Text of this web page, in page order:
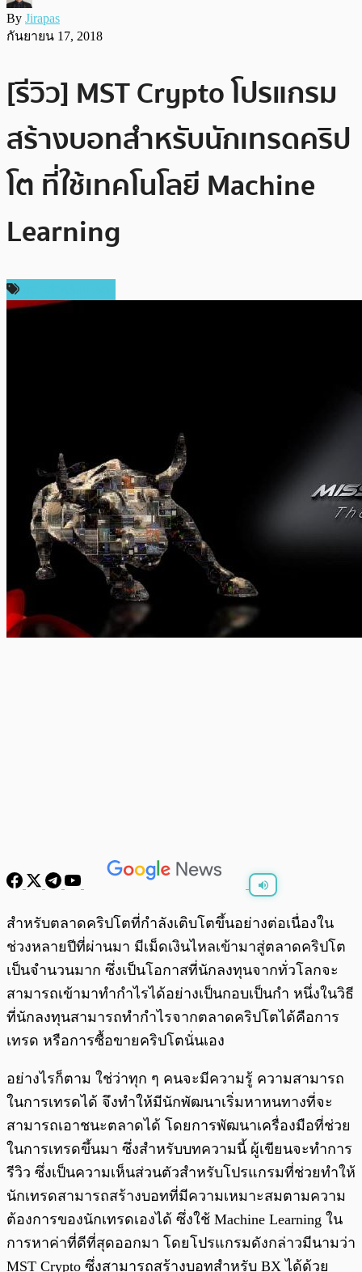
By Jirapas
กันยายน 17, 2018
[รีวิว] MST Crypto โปรแกรม
สร้างบอทสำหรับนักเทรดคริป
โต ที่ใช้เทคโนโลยี Machine
Learning
0:00 / 0:00
สำหรับตลาดคริปโตที่กำลังเติบโตขึ้นอย่างต่อเนื่องใน
ช่วงหลายปีที่ผ่านมา มีเม็ดเงินไหลเข้ามาสู่ตลาดคริปโต
เป็นจำนวนมาก ซึ่งเป็นโอกาสที่นักลงทุนจากทั่วโลกจะ
สามารถเข้ามาทำกำไรได้อย่างเป็นกอบเป็นกำ หนึ่งในวิธี
ที่นักลงทุนสามารถทำกำไรจากตลาดคริปโตได้คือการ
เทรด หรือการซื้อขายคริปโตนั่นเอง
อย่างไรก็ตาม ใช่ว่าทุก ๆ คนจะมีความรู้ ความสามารถ
ในการเทรดได้ จึงทำให้มีนักพัฒนาเริ่มหาหนทางที่จะ
สามารถเอาชนะตลาดได้ โดยการพัฒนาเครื่องมือที่ช่วย
ในการเทรดขึ้นมา ซึ่งสำหรับบทความนี้ ผู้เขียนจะทำการ
รีวิว ซึ่งเป็นความเห็นส่วนตัวสำหรับโปรแกรมที่ช่วยทำให้
นักเทรดสามารถสร้างบอทที่มีความเหมาะสมตามความ
ต้องการของนักเทรดเองได้ ซึ่งใช้ Machine Learning ใน
การหาค่าที่ดีที่สุดออกมา โดยโปรแกรมดังกล่าวมีนามว่า
MST Crypto ซึ่งสามารถสร้างบอทสำหรับ BX ได้ด้วย